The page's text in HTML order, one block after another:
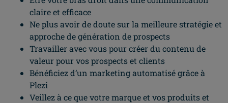
claire et efficace
Ne plus avoir de doute sur la meilleure stratégie et
approche de génération de prospects
Travailler avec vous pour créer du contenu de
valeur pour vos prospects et clients
Bénéficiez d’un marketing automatisé grâce à
Plezi
Veillez à ce que votre marque et vos produits et